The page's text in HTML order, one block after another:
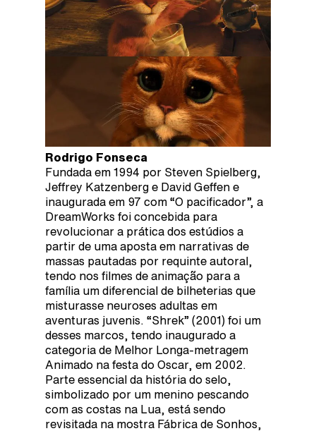
Rodrigo Fonseca
Fundada em 1994 por Steven Spielberg,
Jeffrey Katzenberg e David Geffen e
inaugurada em 97 com “O pacificador”, a
DreamWorks foi concebida para
revolucionar a prática dos estúdios a
partir de uma aposta em narrativas de
massas pautadas por requinte autoral,
tendo nos filmes de animação para a
família um diferencial de bilheterias que
misturasse neuroses adultas em
aventuras juvenis. “Shrek” (2001) foi um
desses marcos, tendo inaugurado a
categoria de Melhor Longa-metragem
Animado na festa do Oscar, em 2002.
Parte essencial da história do selo,
simbolizado por um menino pescando
com as costas na Lua, está sendo
revisitada na mostra Fábrica de Sonhos,